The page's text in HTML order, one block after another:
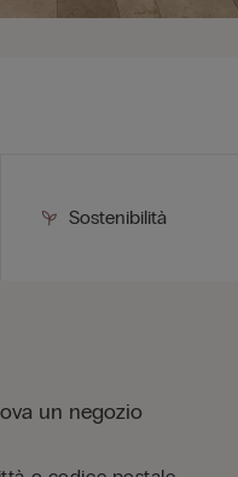
Sostenibilità
un negozio